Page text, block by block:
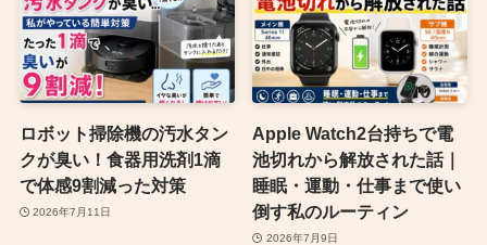
ロボット掃除機の汚水タン
クが臭い！食器用洗剤1滴
で体感9割減った対策
2026年7月11日
Apple Watch2台持ちで電
池切れから解放された話｜
睡眠・運動・仕事まで使い
倒す私のルーティン
2026年7月9日